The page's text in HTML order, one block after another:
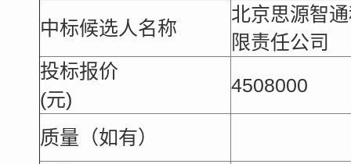
中标候选人名称
北京思源智
限责任公司
投标报价
(元)
4508000
质量（如有）